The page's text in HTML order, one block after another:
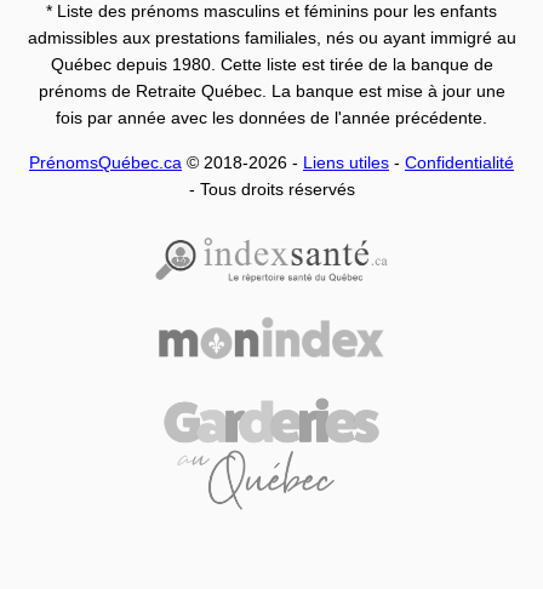
* Liste des prénoms masculins et féminins pour les enfants
admissibles aux prestations familiales, nés ou ayant immigré au
Québec depuis 1980. Cette liste est tirée de la banque de
prénoms de Retraite Québec. La banque est mise à jour une
fois par année avec les données de l'année précédente.
PrénomsQuébec.ca © 2018-2026 - Liens utiles - Confidentialité
- Tous droits réservés